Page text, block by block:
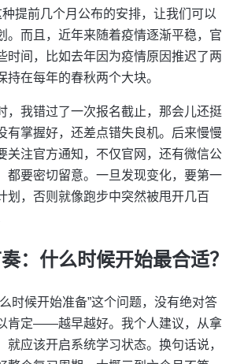
提前几个月公布的安排，让我们可以
。而且，近年来随着疫情逐渐平稳，官
时间，比如去年因为疫情原因推迟了两
持在每年的春秋两个大块。
，我错过了一次报名截止，那会儿还挺
有掌握好，还差点错失良机。后来慢慢
关注官方通知，不仅官网，还有微信公
都要密切留意。一旦发现变化，要第一
划，否则就像跑步中突然被甩开几百
：什么时候开始最合适？
时候开始准备”这个问题，没有绝对答
肯定——越早越好。我个人建议，从拿
就应该开启系统学习状态。换句话说，